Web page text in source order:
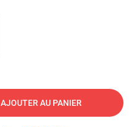
AJOUTER AU PANIER